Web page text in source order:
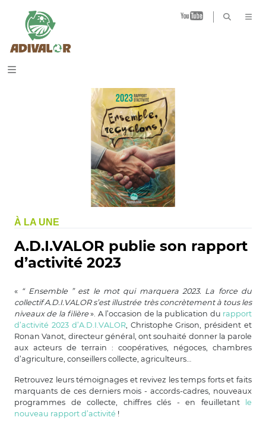
B
À LA UNE
A.D.I.VALOR publie son rapport
d’activité 2023
« “ Ensemble ” est le mot qui marquera 2023. La force du
collectif A.D.I.VALOR s’est illustrée très concrètement à tous les
niveaux de la filière ». A l’occasion de la publication du rapport
d’activité 2023 d’A.D.I.VALOR, Christophe Grison, président et
Ronan Vanot, directeur général, ont souhaité donner la parole
aux acteurs de terrain : coopératives, négoces, chambres
d’agriculture, conseillers collecte, agriculteurs…
Retrouvez leurs témoignages et revivez les temps forts et faits
marquants de ces derniers mois - accords-cadres, nouveaux
programmes de collecte, chiffres clés - en feuilletantle
nouveau rapport d’activité !